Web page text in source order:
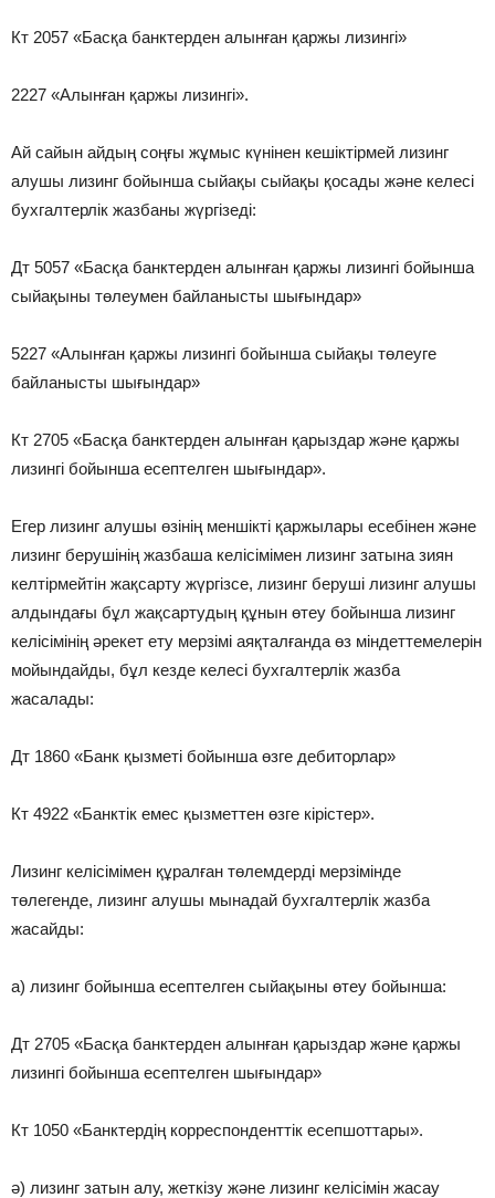
Кт 2057 «Басқа банктерден алынған қаржы лизингі»
2227 «Алынған қаржы лизингі».
Ай сайын айдың соңғы жұмыс күнінен кешіктірмей лизинг
алушы лизинг бойынша сыйақы сыйақы қосады және келесі
бухгалтерлік жазбаны жүргізеді:
Дт 5057 «Басқа банктерден алынған қаржы лизингі бойынша
сыйақыны төлеумен байланысты шығындар»
5227 «Алынған қаржы лизингі бойынша сыйақы төлеуге
байланысты шығындар»
Кт 2705 «Басқа банктерден алынған қарыздар және қаржы
лизингі бойынша есептелген шығындар».
Егер лизинг алушы өзінің меншікті қаржылары есебінен және
лизинг берушінің жазбаша келісімімен лизинг затына зиян
келтірмейтін жақсарту жүргізсе, лизинг беруші лизинг алушы
алдындағы бұл жақсартудың құнын өтеу бойынша лизинг
келісімінің әрекет ету мерзімі аяқталғанда өз міндеттемелерін
мойындайды, бұл кезде келесі бухгалтерлік жазба
жасалады:
Дт 1860 «Банк қызметі бойынша өзге дебиторлар»
Кт 4922 «Банктік емес қызметтен өзге кірістер».
Лизинг келісімімен құралған төлемдерді мерзімінде
төлегенде, лизинг алушы мынадай бухгалтерлік жазба
жасайды:
а) лизинг бойынша есептелген сыйақыны өтеу бойынша:
Дт 2705 «Басқа банктерден алынған қарыздар және қаржы
лизингі бойынша есептелген шығындар»
Кт 1050 «Банктердің корреспонденттік есепшоттары».
ә) лизинг затын алу, жеткізу және лизинг келісімін жасау